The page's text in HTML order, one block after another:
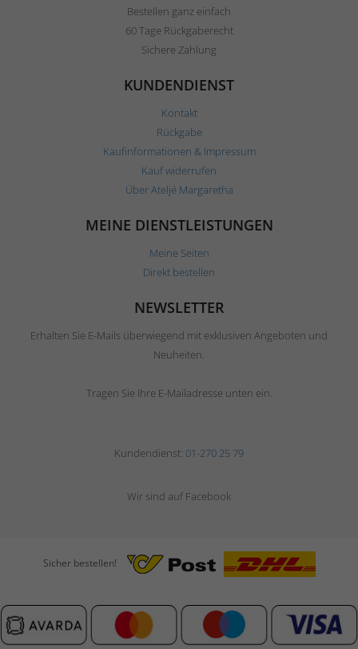
Bestellen ganz einfach
60 Tage Rückgaberecht
Sichere Zahlung
KUNDENDIENST
Kontakt
Rückgabe
Kaufinformationen & Impressum
Kauf widerrufen
Über Ateljé Margaretha
MEINE DIENSTLEISTUNGEN
Meine Seiten
Direkt bestellen
NEWSLETTER
Erhalten Sie E-Mails überwiegend mit exklusiven Angeboten und
Neuheiten.
Tragen Sie Ihre E-Mailadresse unten ein.
Kundendienst: 01-270 25 79
Wir sind auf Facebook
Sicher bestellen!